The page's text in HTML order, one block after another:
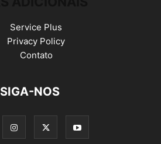
Service Plus
Privacy Policy
Contato
SIGA-NOS